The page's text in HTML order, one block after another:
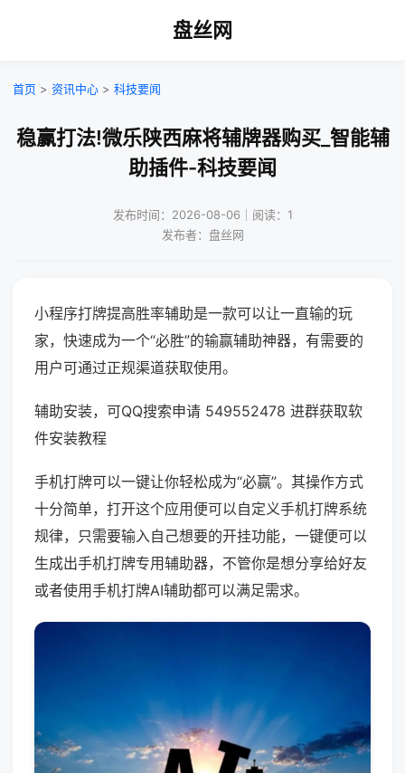
盘丝网
首页 > 资讯中心 > 科技要闻
稳赢打法!微乐陕西麻将辅牌器购买_智能辅
助插件-科技要闻
发布时间：2026-08-06｜阅读：1
发布者：盘丝网
小程序打牌提高胜率辅助是一款可以让一直输的玩
家，快速成为一个“必胜”的输赢辅助神器，有需要的
用户可通过正规渠道获取使用。
辅助安装，可QQ搜索申请 549552478 进群获取软
件安装教程
手机打牌可以一键让你轻松成为“必赢”。其操作方式
十分简单，打开这个应用便可以自定义手机打牌系统
规律，只需要输入自己想要的开挂功能，一键便可以
生成出手机打牌专用辅助器，不管你是想分享给好友
或者使用手机打牌AI辅助都可以满足需求。